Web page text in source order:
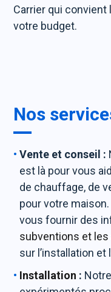
Carrier qui convient
votre budget.
Nos
Vente et conseil :
est là pour vous
de chauffage, de
pour votre
vous fournir des
subventions et
sur l’installation et
Installation :